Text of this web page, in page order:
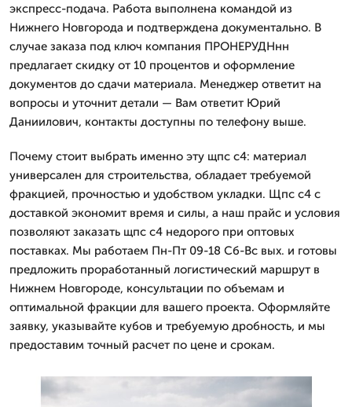
экспресс-подача. Работа выполнена командой из
Нижнего Новгорода и подтверждена документально. В
случае заказа под ключ компания ПРОНЕРУДНнн
предлагает скидку от 10 процентов и оформление
документов до сдачи материала. Менеджер ответит на
вопросы и уточнит детали — Вам ответит Юрий
Даниилович, контакты доступны по телефону выше.
Почему стоит выбрать именно эту щпс с4: материал
универсален для строительства, обладает требуемой
фракцией, прочностью и удобством укладки. Щпс с4 с
доставкой экономит время и силы, а наш прайс и условия
позволяют заказать щпс с4 недорого при оптовых
поставках. Мы работаем Пн-Пт 09-18 Сб-Вс вых. и готовы
предложить проработанный логистический маршрут в
Нижнем Новгороде, консультации по объемам и
оптимальной фракции для вашего проекта. Оформляйте
заявку, указывайте кубов и требуемую дробность, и мы
предоставим точный расчет по цене и срокам.